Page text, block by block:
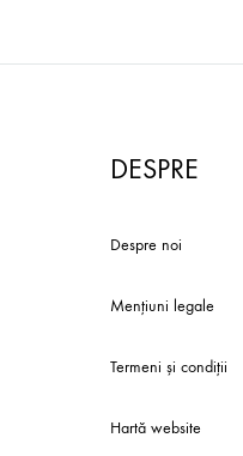
DESPRE
Despre noi
Mențiuni legale
Termeni și condiții
Hartă website